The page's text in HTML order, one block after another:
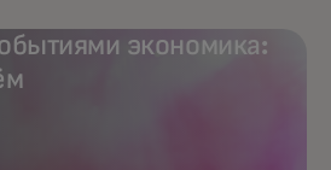
экономика:
a new tab